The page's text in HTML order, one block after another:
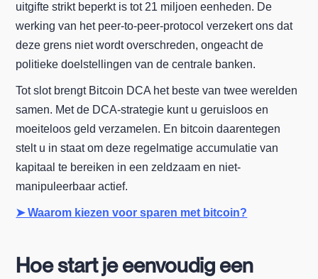
uitgifte strikt beperkt is tot 21 miljoen eenheden. De
werking van het peer-to-peer-protocol verzekert ons dat
deze grens niet wordt overschreden, ongeacht de
politieke doelstellingen van de centrale banken.
Tot slot brengt Bitcoin DCA het beste van twee werelden
samen. Met de DCA-strategie kunt u geruisloos en
moeiteloos geld verzamelen. En bitcoin daarentegen
stelt u in staat om deze regelmatige accumulatie van
kapitaal te bereiken in een zeldzaam en niet-
manipuleerbaar actief.
➤ Waarom kiezen voor sparen met bitcoin?
Hoe start je eenvoudig een